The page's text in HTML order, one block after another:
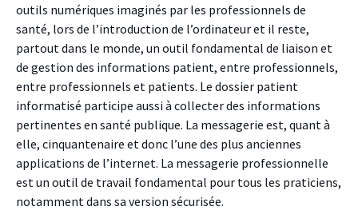
outils numériques imaginés par les professionnels de
santé, lors de l’introduction de l’ordinateur et il reste,
partout dans le monde, un outil fondamental de liaison et
de gestion des informations patient, entre professionnels,
entre professionnels et patients. Le dossier patient
informatisé participe aussi à collecter des informations
pertinentes en santé publique. La messagerie est, quant à
elle, cinquantenaire et donc l’une des plus anciennes
applications de l’internet. La messagerie professionnelle
est un outil de travail fondamental pour tous les praticiens,
notamment dans sa version sécurisée.